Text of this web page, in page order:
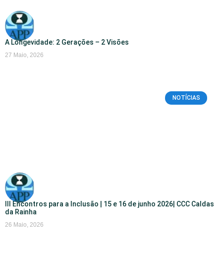
A Longevidade: 2 Gerações – 2 Visões
27 Maio, 2026
NOTÍCIAS
III Encontros para a Inclusão | 15 e 16 de junho 2026| CCC Caldas
da Rainha
26 Maio, 2026